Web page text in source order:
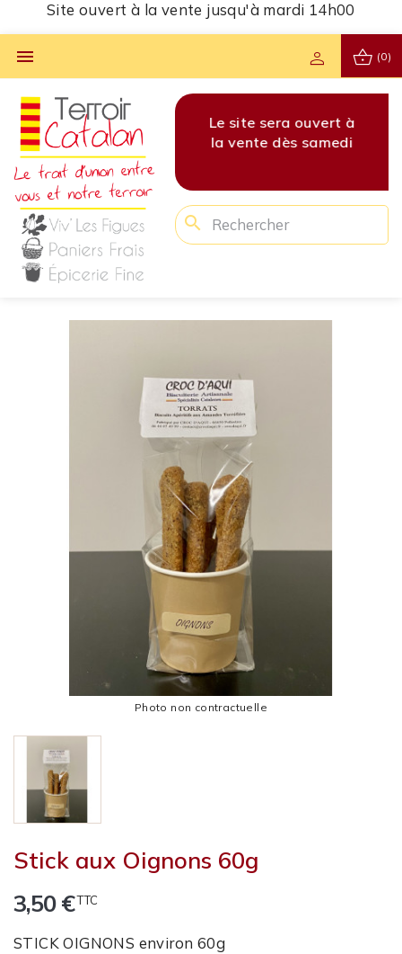
Site ouvert à la vente jusqu'à mardi 14h00
 shopping_basket (0)
person
à
Les commandes pour
cette semaine sont
clôturées !
Le site sera ouvert à
la vente dès samedi
search
Photo non contractuelle
Stick aux Oignons 60g
3,50 €TTC
STICK OIGNONS environ 60g